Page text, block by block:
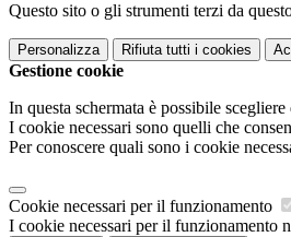
Questo sito o gli strumenti terzi da
Personalizza Rifiuta tutti i cookies
Gestione cookie
In questa schermata è possibile
I cookie necessari sono quelli che
Per conoscere quali sono i cookie
Cookie necessari per il funzionamento
I cookie necessari per il funzionamento